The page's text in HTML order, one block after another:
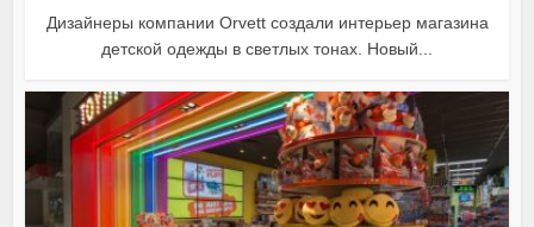
Дизайнеры компании Orvett создали интерьер магазина
детской одежды в светлых тонах. Новый...